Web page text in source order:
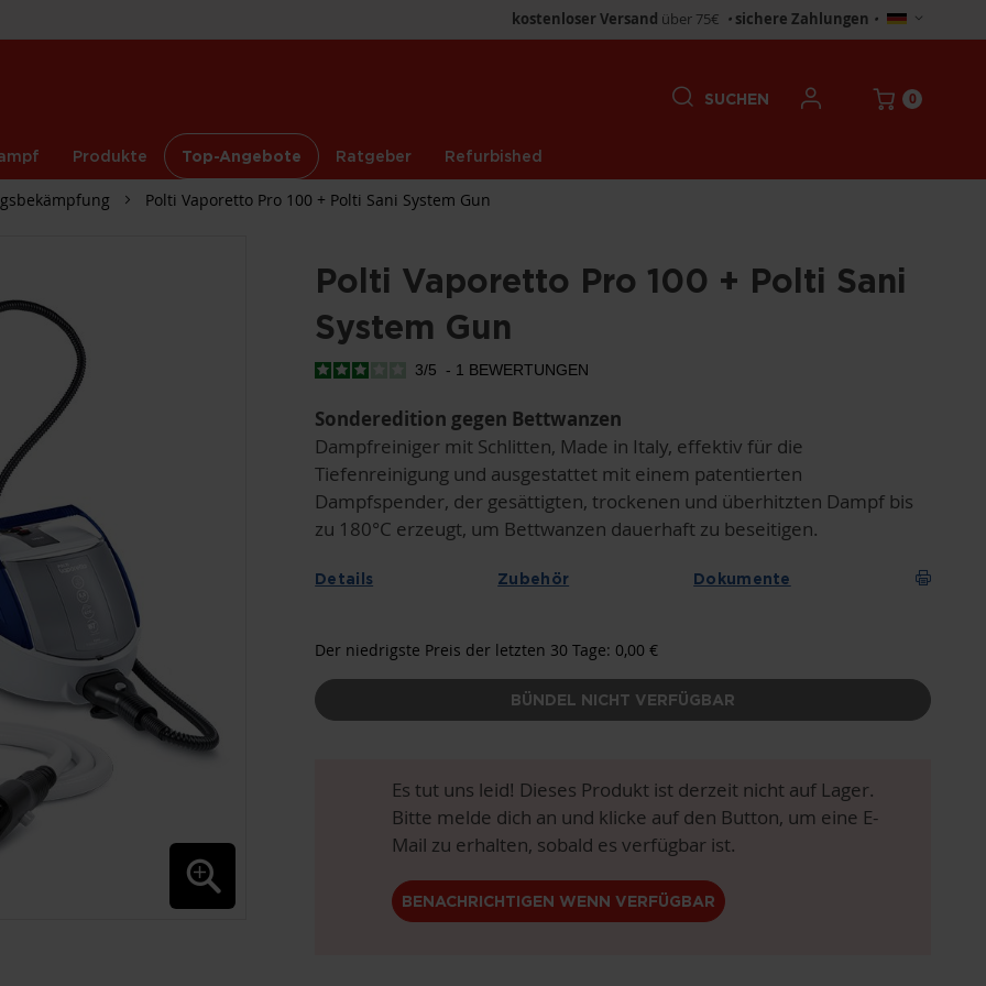
kostenloser Versand über 75€ • sichere Zahlungen • Store
wählen
Produkte Top-Angebote Ratgeber Refurbished
SUCHEN 0
Polti Vaporetto Pro 100 + Polti Sani System Gun
Polti Vaporetto Pro 100 + Polti Sani
System Gun
3/5 - 1 BEWERTUNGEN
Sonderedition gegen Bettwanzen
Dampfreiniger mit Schlitten, Made in Italy, effektiv für die
Tiefenreinigung und ausgestattet mit einem patentierten
Dampfspender, der gesättigten, trockenen und überhitzten Dampf bis
zu 180°C erzeugt, um Bettwanzen dauerhaft zu beseitigen.
Details Zubehör Dokumente
Der niedrigste Preis der letzten 30 Tage: 0,00 €
BÜNDEL NICHT VERFÜGBAR
Es tut uns leid! Dieses Produkt ist derzeit nicht auf Lager.
Bitte melde dich an und klicke auf den Button, um eine E-
Mail zu erhalten, sobald es verfügbar ist.
BENACHRICHTIGEN WENN VERFÜGBAR